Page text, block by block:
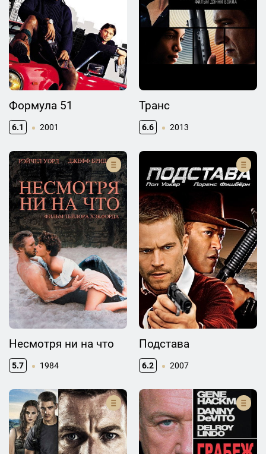
Формула 51
6.1 2001
Транс
6.6 2013
Несмотря ни на что
5.7 1984
Подстава
6.2 2007